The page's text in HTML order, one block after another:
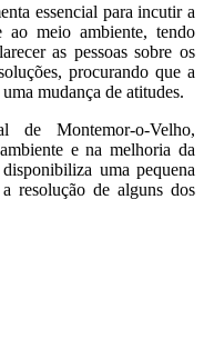
essencial para incutir a
ao meio ambiente, tendo
as pessoas sobre os
procurando que a
mudança de atitudes.
de Montemor-o-Velho,
e na melhoria da
uma pequena
resolução de alguns dos